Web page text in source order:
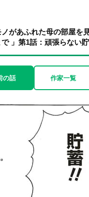
があふれた母の部屋を
」第1話：頑張らない
の話 作家一覧